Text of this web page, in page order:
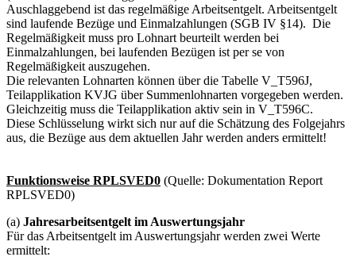
Auschlaggebend ist das regelmäßige Arbeitsentgelt. Arbeitsentgelt
sind laufende Bezüge und Einmalzahlungen (SGB IV §14). Die
Regelmäßigkeit muss pro Lohnart beurteilt werden bei
Einmalzahlungen, bei laufenden Bezügen ist per se von
Regelmäßigkeit auszugehen.
Die relevanten Lohnarten können über die Tabelle V_T596J,
Teilapplikation KVJG über Summenlohnarten vorgegeben werden.
Gleichzeitig muss die Teilapplikation aktiv sein in V_T596C.
Diese Schlüsselung wirkt sich nur auf die Schätzung des Folgejahrs
aus, die Bezüge aus dem aktuellen Jahr werden anders ermittelt!
Funktionsweise RPLSVED0 (Quelle: Dokumentation Report
RPLSVED0)
(a) Jahresarbeitsentgelt im Auswertungsjahr
Für das Arbeitsentgelt im Auswertungsjahr werden zwei Werte
ermittelt: